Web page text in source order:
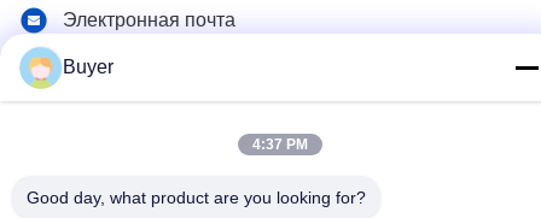
Электронная почта
Адрес
RA1-B2, F32 Dongjianghaoyuan, Baomin Rd, района
Bao'an, Шэньчжэня, Китая
Buyer
4:37 PM
Good day, what product are you looking for?